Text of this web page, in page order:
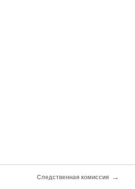
Следственная комиссия →